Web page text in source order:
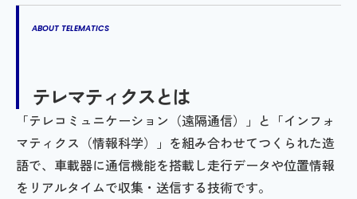
ABOUT TELEMATICS
テレマティクスとは
「テレコミュニケーション（遠隔通信）」と「インフォ
マティクス（情報科学）」を組み合わせてつくられた造
語で、車載器に通信機能を搭載し走行データや位置情報
をリアルタイムで収集・送信する技術です。